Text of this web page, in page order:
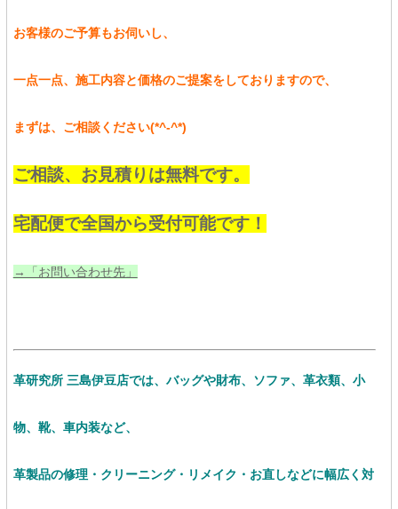
お客様のご予算もお伺いし、
一点一点、施工内容と価格のご提案をしておりますので、
まずは、ご相談ください(*^-^*)
ご相談、お見積りは無料です。
宅配便で全国から受付可能です！
→「お問い合わせ先」
革研究所 三島伊豆店では、バッグや財布、ソファ、革衣類、小
物、靴、車内装など、
革製品の修理・クリーニング・リメイク・お直しなどに幅広く対